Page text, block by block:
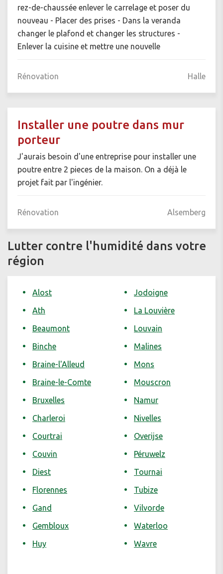
rez-de-chaussée enlever le carrelage et poser du
nouveau - Placer des prises - Dans la veranda
changer le plafond et changer les structures -
Enlever la cuisine et mettre une nouvelle
Rénovation Halle
Installer une poutre dans mur
porteur
J'aurais besoin d'une entreprise pour installer une
poutre entre 2 pieces de la maison. On a déjà le
projet fait par l'ingénier.
Rénovation Alsemberg
Lutter contre l'humidité dans votre
région
Alost
Ath
Beaumont
Binche
Braine-l'Alleud
Braine-le-Comte
Bruxelles
Charleroi
Courtrai
Couvin
Diest
Florennes
Gand
Gembloux
Huy
Jodoigne
La Louvière
Louvain
Malines
Mons
Mouscron
Namur
Nivelles
Overijse
Péruwelz
Tournai
Tubize
Vilvorde
Waterloo
Wavre